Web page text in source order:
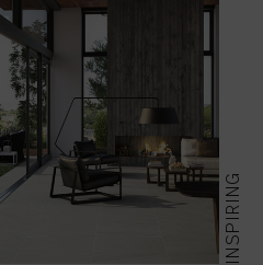
INSPIRING